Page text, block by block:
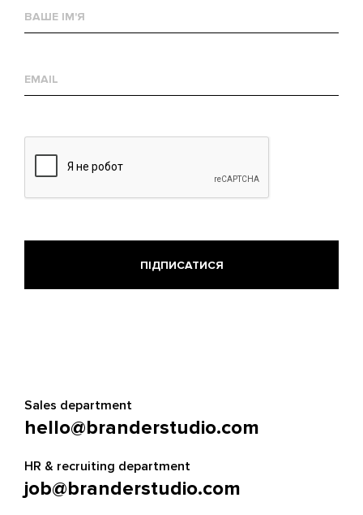
им'я
mail
Sales department
hello@branderstudio.com
HR & recruiting department
job@branderstudio.com